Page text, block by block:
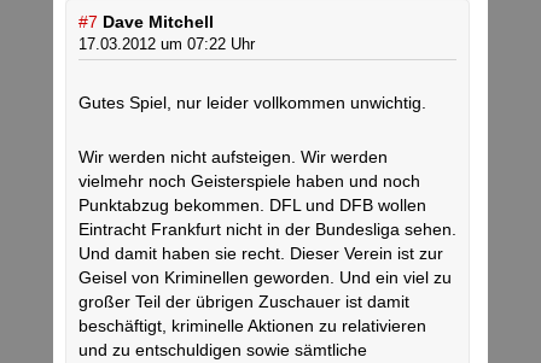
#7 Dave Mitchell
17.03.2012 um 07:22 Uhr
Gutes Spiel, nur leider vollkommen unwichtig.
Wir werden nicht aufsteigen. Wir werden
vielmehr noch Geisterspiele haben und noch
Punktabzug bekommen. DFL und DFB wollen
Eintracht Frankfurt nicht in der Bundesliga sehen.
Und damit haben sie recht. Dieser Verein ist zur
Geisel von Kriminellen geworden. Und ein viel zu
großer Teil der übrigen Zuschauer ist damit
beschäftigt, kriminelle Aktionen zu relativieren
und zu entschuldigen sowie sämtliche